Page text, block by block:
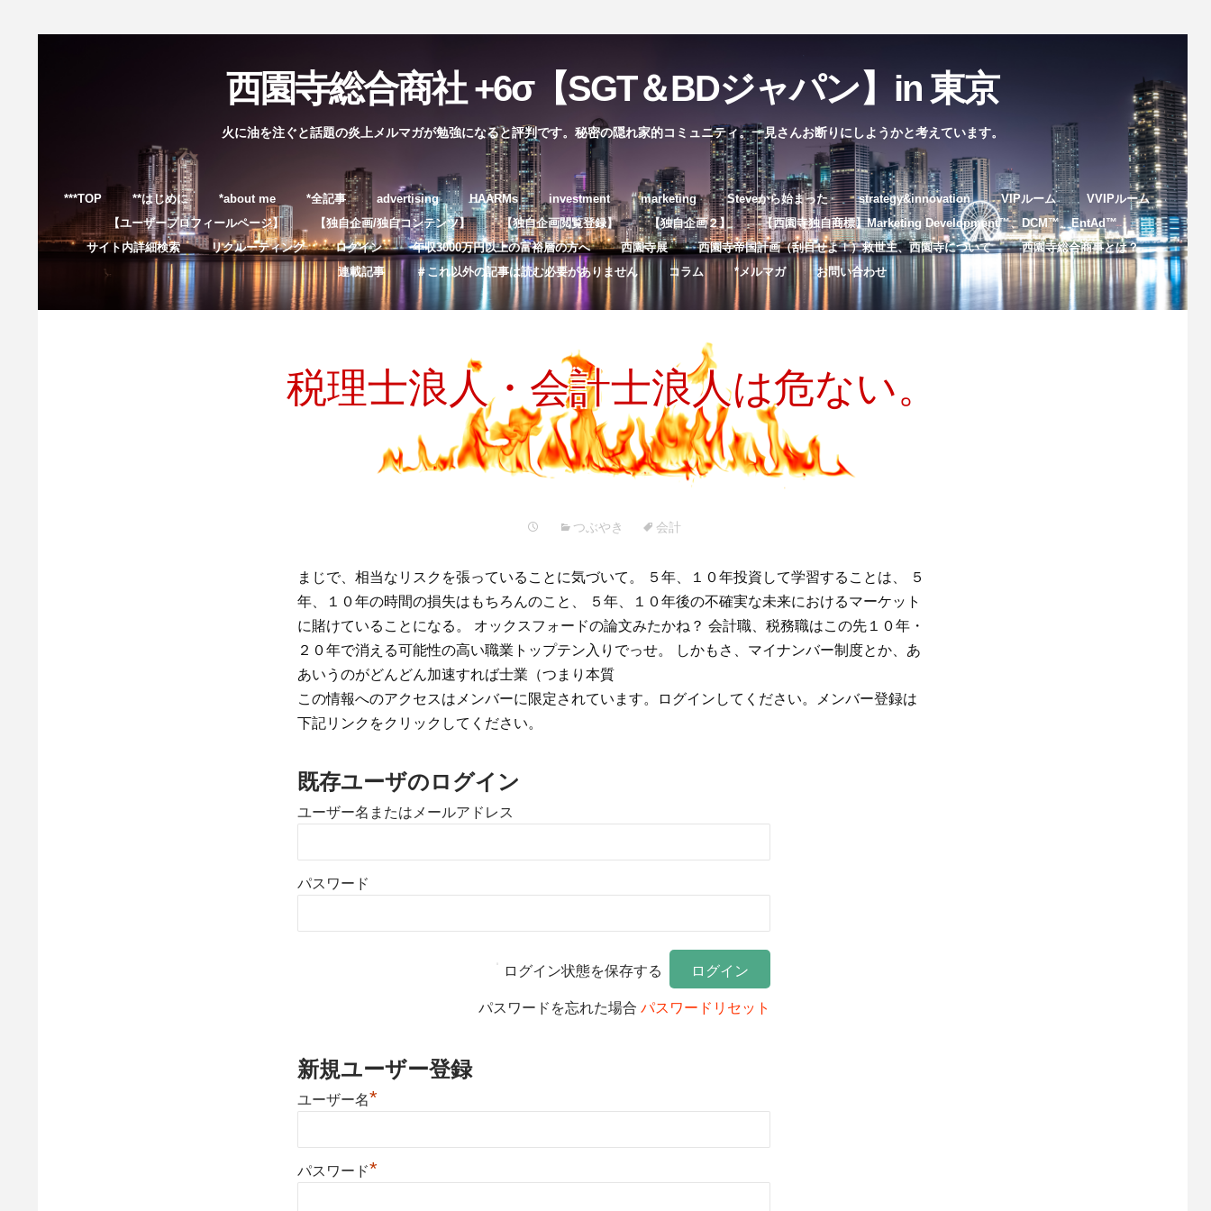
西園寺総合商社 +6σ【SGT＆BDジャパン】in 東京
火に油を注ぐと話題の炎上メルマガが勉強になると評判です。秘密の隠れ家的コミュニティ。一見さんお断りにしようかと考えています。
コ
ン
テ
ン
***TOP **はじめに *about me *全記事 advertising HAARMs investment marketing Steveから始まった strategy&innovation VIPルーム
VVIPルーム
【ユーザープロフィールページ】
【独自企画/独自コンテンツ】 【独自企画閲覧登録】 【独自企画２】
【西園寺独自商標】Marketing Development™️、DCM™️、EntAd™️
サイト内詳細検索
リクルーティング ログイン 年収3000万円以上の富裕層の方へ 西園寺展 西園寺帝国計画（刮目せよ！）救世主、西園寺について
西園寺総合商事とは？
連載記事
＃これ以外の記事は読む必要がありません コラム *メルマガ お問い合わせ
税理士浪人・会計士浪人は危ない。
つぶやき 会計
まじで、相当なリスクを張っていることに気づいて。 ５年、１０年投資して学習することは、 ５
年、１０年の時間の損失はもちろんのこと、 ５年、１０年後の不確実な未来におけるマーケット
に賭けていることになる。 オックスフォードの論文みたかね？ 会計職、税務職はこの先１０年・
２０年で消える可能性の高い職業トップテン入りでっせ。 しかもさ、マイナンバー制度とか、あ
あいうのがどんどん加速すれば士業（つまり本質
この情報へのアクセスはメンバーに限定されています。ログインしてください。メンバー登録は
下記リンクをクリックしてください。
既存ユーザのログイン
ユーザー名またはメールアドレス
パスワード
ログイン状態を保存する
パスワードを忘れた場合 パスワードリセット
新規ユーザー登録
ユーザー名*
パスワード*